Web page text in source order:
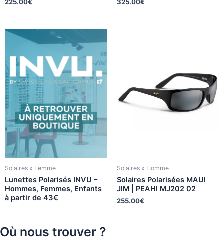
225.00€ 325.00€
Solaires x Femme
Lunettes Polarisés INVU –
Hommes, Femmes, Enfants
à partir de 43€
Solaires x Homme
Solaires Polarisées MAUI
JIM | PEAHI MJ202 02
255.00€
Où nous trouver ?